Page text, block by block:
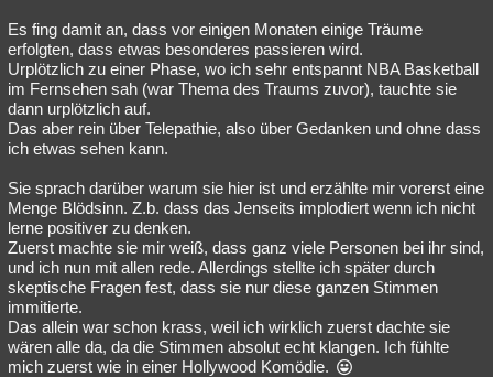
Es fing damit an, dass vor einigen Monaten einige Träume
erfolgten, dass etwas besonderes passieren wird.
Urplötzlich zu einer Phase, wo ich sehr entspannt NBA Basketball
im Fernsehen sah (war Thema des Traums zuvor), tauchte sie
dann urplötzlich auf.
Das aber rein über Telepathie, also über Gedanken und ohne dass
ich etwas sehen kann.
Sie sprach darüber warum sie hier ist und erzählte mir vorerst eine
Menge Blödsinn. Z.b. dass das Jenseits implodiert wenn ich nicht
lerne positiver zu denken.
Zuerst machte sie mir weiß, dass ganz viele Personen bei ihr sind,
und ich nun mit allen rede. Allerdings stellte ich später durch
skeptische Fragen fest, dass sie nur diese ganzen Stimmen
immitierte.
Das allein war schon krass, weil ich wirklich zuerst dachte sie
wären alle da, da die Stimmen absolut echt klangen. Ich fühlte
mich zuerst wie in einer Hollywood Komödie.